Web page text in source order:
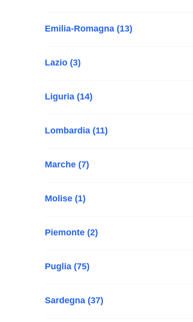
Emilia-Romagna (13)
Lazio (3)
Liguria (14)
Lombardia (11)
Marche (7)
Molise (1)
Piemonte (2)
Puglia (75)
Sardegna (37)